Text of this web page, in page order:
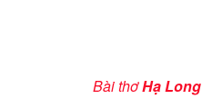
Bài thơHạ Long